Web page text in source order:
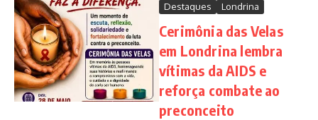
Destaques Londrina
Cerimônia das Velas
em Londrina lembra
vítimas da AIDS e
reforça combate ao
preconceito